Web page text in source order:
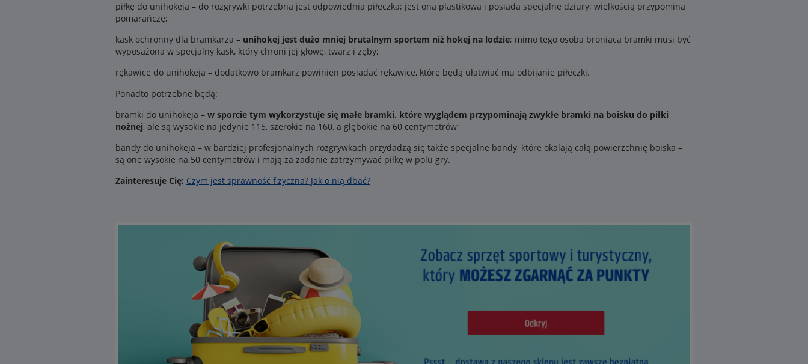
piłkę do unihokeja – do rozgrywki potrzebna jest odpowiednia piłeczka; jest ona plastikowa i posiada specjalne dziury; wielkością przypomina
pomarańczę;
kask ochronny dla bramkarza – unihokej jest dużo mniej brutalnym sportem niż hokej na lodzie; mimo tego osoba broniąca bramki musi być
wyposażona w specjalny kask, który chroni jej głowę, twarz i zęby;
rękawice do unihokeja – dodatkowo bramkarz powinien posiadać rękawice, które będą ułatwiać mu odbijanie piłeczki.
Ponadto potrzebne będą:
bramki do unihokeja – w sporcie tym wykorzystuje się małe bramki, które wyglądem przypominają zwykłe bramki na boisku do piłki
nożnej, ale są wysokie na jedynie 115, szerokie na 160, a głębokie na 60 centymetrów;
bandy do unihokeja – w bardziej profesjonalnych rozgrywkach przydadzą się także specjalne bandy, które okalają całą powierzchnię boiska –
są one wysokie na 50 centymetrów i mają za zadanie zatrzymywać piłkę w polu gry.
Zainteresuje Cię: Czym jest sprawność fizyczna? Jak o nią dbać?